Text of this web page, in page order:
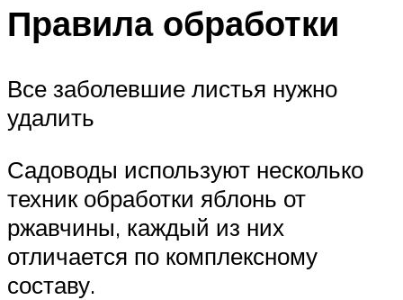
Правила обработки
Все заболевшие листья нужно
удалить
Садоводы используют несколько
техник обработки яблонь от
ржавчины, каждый из них
отличается по комплексному
составу.